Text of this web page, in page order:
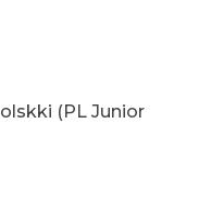
(PL Junior